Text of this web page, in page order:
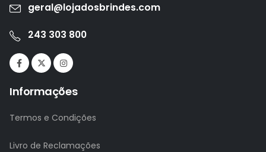
geral@lojadosbrindes.com
243 303 800
Informações
Termos e Condições
Livro de Reclamações